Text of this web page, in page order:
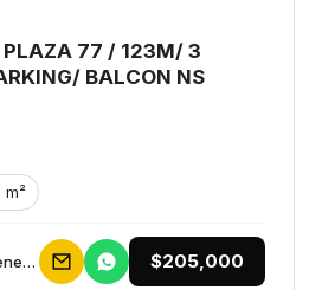
77 / 123M/ 3
BALCON NS
m²
Galceb Group Bienes Raices $205,000